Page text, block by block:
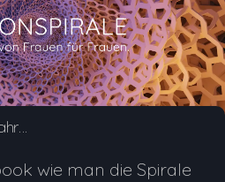
Mirena Erfahrungsberichte und Nebenwirkungen
wie man die Spirale